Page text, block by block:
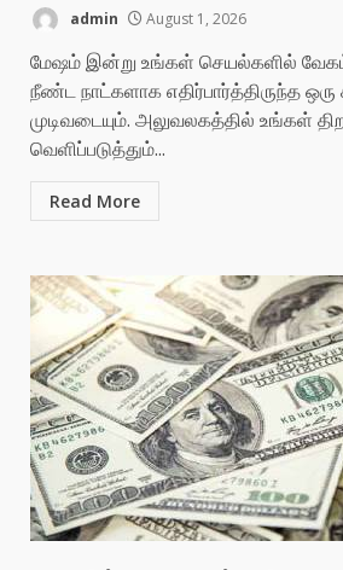
admin August 1, 2026
மேஷம் இன்று உங்கள் செயல்களில் வேகம்
நீண்ட நாட்களாக எதிர்பார்த்திருந்த
முடிவடையும். அலுவலகத்தில் உங்கள்
வெளிப்படுத்தும்...
Read More